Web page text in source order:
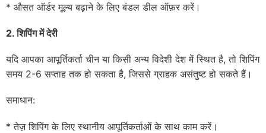
* औसत ऑर्डर मूल्य बढ़ाने के लिए बंडल डील ऑफ़र करें।
2. शिपिंग में देरी
यदि आपका आपूर्तिकर्ता चीन या किसी अन्य विदेशी देश में स्थित है, तो शिपिंग
समय 2-6 सप्ताह तक हो सकता है, जिससे ग्राहक असंतुष्ट हो सकते हैं।
समाधान:
* तेज़ शिपिंग के लिए स्थानीय आपूर्तिकर्ताओं के साथ काम करें।